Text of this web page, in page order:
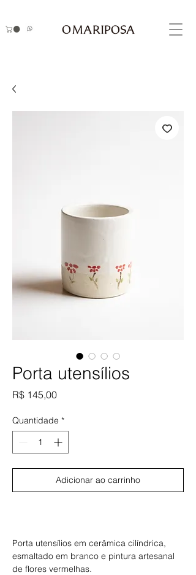
Porta utensílios
R$ 145,00Preço
Quantidade *
Adicionar ao carrinho
Porta utensílios em cerâmica cilíndrica,
esmaltado em branco e pintura artesanal
de flores vermelhas.